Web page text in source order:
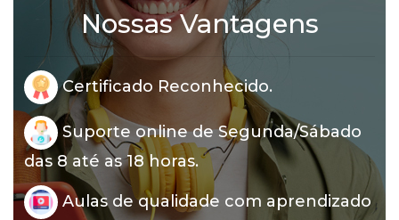
Nossas Vantagens
Certificado Reconhecido.
Suporte online de Segunda/Sábado
das 8 até as 18 horas.
Aulas de qualidade com aprendizado